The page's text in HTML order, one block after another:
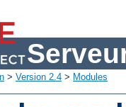
> Version 2.4 > Modules